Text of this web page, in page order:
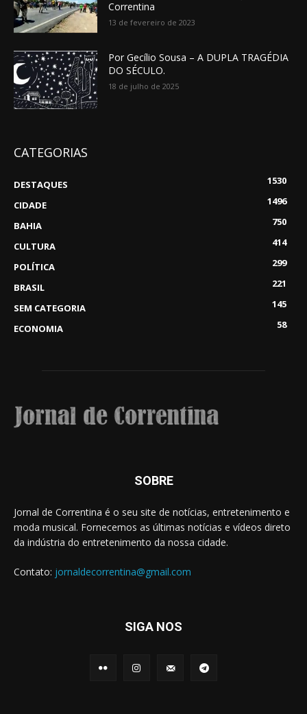
Correntina
13 de fevereiro de 2023
Por Gecílio Sousa – A DUPLA TRAGÉDIA
DO SÉCULO.
18 de julho de 2025
CATEGORIAS
DESTAQUES
1530
CIDADE
1496
BAHIA
750
CULTURA
414
POLÍTICA
299
BRASIL
221
SEM CATEGORIA
145
ECONOMIA
58
SOBRE
Jornal de Correntina é o seu site de notícias, entretenimento e
moda musical. Fornecemos as últimas notícias e vídeos direto
da indústria do entretenimento da nossa cidade.
Contato: jornaldecorrentina@gmail.com
SIGA NOS